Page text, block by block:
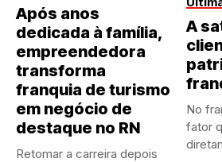
Após anos
dedicada à família,
empreendedora
transforma
franquia de turismo
em negócio de
destaque no RN
Retomar a carreira depois
A
No
fator